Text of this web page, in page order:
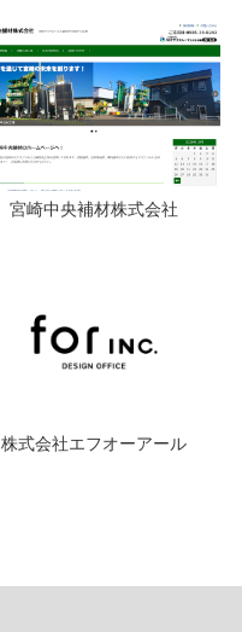
宮崎中央補材株式会社
株式会社エフオーアール